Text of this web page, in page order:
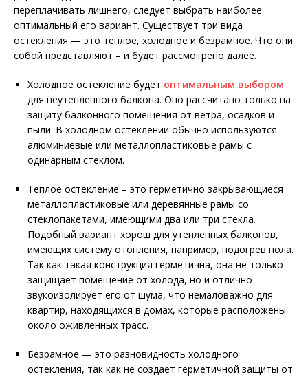
переплачивать лишнего, следует выбрать наиболее
оптимальный его вариант. Существует три вида
остекления — это теплое, холодное и безрамное. Что они
собой представляют – и будет рассмотрено далее.
Холодное остекление будет оптимальным выбором
для неутепленного балкона. Оно рассчитано только на
защиту балконного помещения от ветра, осадков и
пыли. В холодном остеклении обычно используются
алюминиевые или металлопластиковые рамы с
одинарным стеклом.
Теплое остекление – это герметично закрывающиеся
металлопластиковые или деревянные рамы со
стеклопакетами, имеющими два или три стекла.
Подобный вариант хорош для утепленных балконов,
имеющих систему отопления, например, подогрев пола.
Так как такая конструкция герметична, она не только
защищает помещение от холода, но и отлично
звукоизолирует его от шума, что немаловажно для
квартир, находящихся в домах, которые расположены
около оживленных трасс.
Безрамное — это разновидность холодного
остекления, так как не создает герметичной защиты от